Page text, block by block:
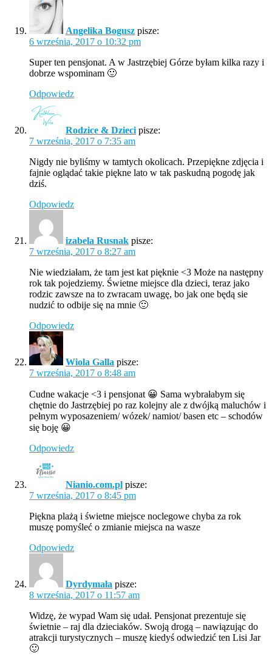
Angelika Bogusz pisze:
6 września, 2017 o 10:32 pm
Super ten pensjonat. A w Jastrzębiej Górze byłam kilka razy i
dobrze wspominam 🙂
Odpowiedz
Rodzice & Dzieci pisze:
7 września, 2017 o 7:35 am
Nigdy nie byliśmy w tamtych okolicach. Przepiękne zdjęcia i
fajnie oglądać takie piękne lato w tak paskudną pogodę jak
dziś.
Odpowiedz
izabela Rusnak pisze:
7 września, 2017 o 8:27 am
Nie wiedziałam, że tam jest kat pięknie <3 Może na następny
rok tak pojedziemy. Świetne miejsce dla dzieci, teraz jako
rodzic zawsze na to zwracam uwagę, bo jak one będą sie
nudzić to odbije się na mnie 🙂
Odpowiedz
Wiola Galla pisze:
7 września, 2017 o 8:48 am
Cudne wakacje <3 i pensjonat 😀 Sama wybrałabym się
chętnie do Jastrzębiej po raz kolejny ale z dwójką maluchów i
pełnym wyposazeniem/ wózek/ namiot/ basen etc – schodów
się boję 😀
Odpowiedz
Nianio.com.pl pisze:
7 września, 2017 o 8:45 pm
Piękna plażą i świetne miejsce noclegowe chyba za rok
muszę pomyśleć o zmianie miejsca na wasze
Odpowiedz
Dyrdymała pisze:
8 września, 2017 o 11:57 am
Widzę, że wypad Wam się udał. Pensjonat prezentuje się
świetnie – raj dla dzieciaków. Swoją drogą – nawiązując do
atrakcji turystycznych – muszę kiedyś odwiedzić ten Lisi Jar
🙂